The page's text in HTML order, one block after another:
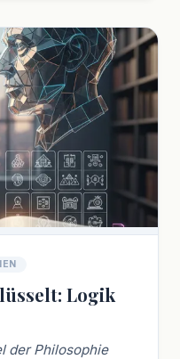
Logik
der Philosophie